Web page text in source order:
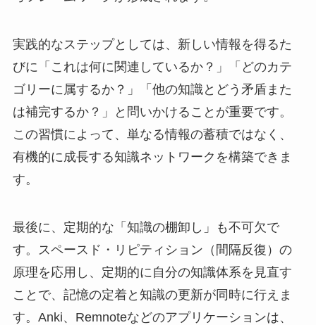
実践的なステップとしては、新しい情報を得るた
びに「これは何に関連しているか？」「どのカテ
ゴリーに属するか？」「他の知識とどう矛盾また
は補完するか？」と問いかけることが重要です。
この習慣によって、単なる情報の蓄積ではなく、
有機的に成長する知識ネットワークを構築できま
す。
最後に、定期的な「知識の棚卸し」も不可欠で
す。スペースド・リピティション（間隔反復）の
原理を応用し、定期的に自分の知識体系を見直す
ことで、記憶の定着と知識の更新が同時に行えま
す。Anki、Remnoteなどのアプリケーションは、